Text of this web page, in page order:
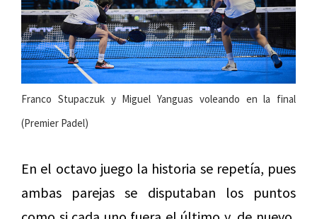
Franco Stupaczuk y Miguel Yanguas voleando en la final
(Premier Padel)
En el octavo juego la historia se repetía, pues
ambas parejas se disputaban los puntos